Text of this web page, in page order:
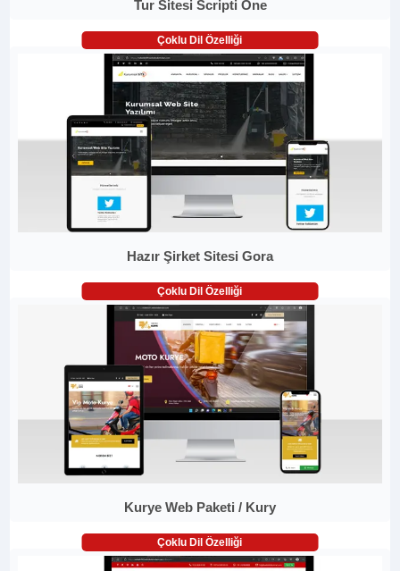
Tur Sitesi Scripti One
Çoklu Dil Özelliği
Hazır Şirket Sitesi Gora
Çoklu Dil Özelliği
Kurye Web Paketi / Kury
Çoklu Dil Özelliği